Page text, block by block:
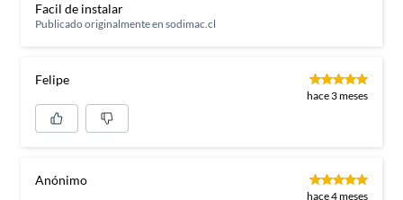
Facil de instalar
Publicado originalmente en sodimac.cl
Felipe
hace 3 meses
Anónimo
hace 4 meses